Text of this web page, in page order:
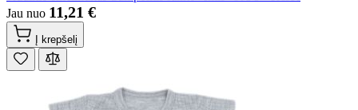
Jau nuo 11,21 €
Į krepšelį